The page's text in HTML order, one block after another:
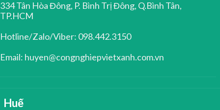
334 Tân Hòa Đông, P. Bình Trị Đông, Q.Bình Tân,
TP.HCM
Hotline/Zalo/Viber: 098.442.3150
Email: huyen@congnghiepvietxanh.com.vn
Huế